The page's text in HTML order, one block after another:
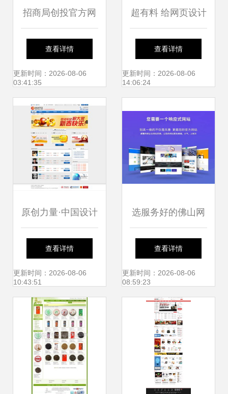
招商局创投官方网
站设计制作 沙漠风
网站建设团队打造
卓越品牌体验
查看详情
更新时间：2026-08-06
03:41:35
超有料 给网页设计
新手的10条实用法
则
查看详情
更新时间：2026-08-06
14:06:24
原创力量·中国设计
——矢量人生企业
官网
查看详情
更新时间：2026-08-06
10:43:51
选服务好的佛山网
站建设详解 佛山最
好的十个工厂（更
新版）与网页设计
制作指南
查看详情
更新时间：2026-08-06
08:59:23